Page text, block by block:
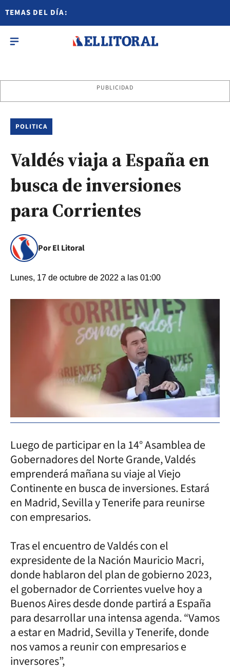
TEMAS DEL DÍA:
PUBLICIDAD
POLITICA
Valdés viaja a España en
busca de inversiones
para Corrientes
Por El Litoral
Lunes, 17 de octubre de 2022 a las 01:00
Luego de participar en la 14° Asamblea de
Gobernadores del Norte Grande, Valdés
emprenderá mañana su viaje al Viejo
Continente en busca de inversiones. Estará
en Madrid, Sevilla y Tenerife para reunirse
con empresarios.
Tras el encuentro de Valdés con el
expresidente de la Nación Mauricio Macri,
donde hablaron del plan de gobierno 2023,
el gobernador de Corrientes vuelve hoy a
Buenos Aires desde donde partirá a España
para desarrollar una intensa agenda. “Vamos
a estar en Madrid, Sevilla y Tenerife, donde
nos vamos a reunir con empresarios e
inversores”,